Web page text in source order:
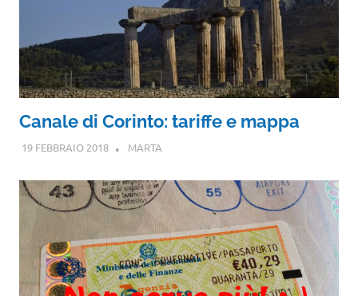
Canale di Corinto: tariffe e mappa
19 FEBBRAIO 2018 MARTA